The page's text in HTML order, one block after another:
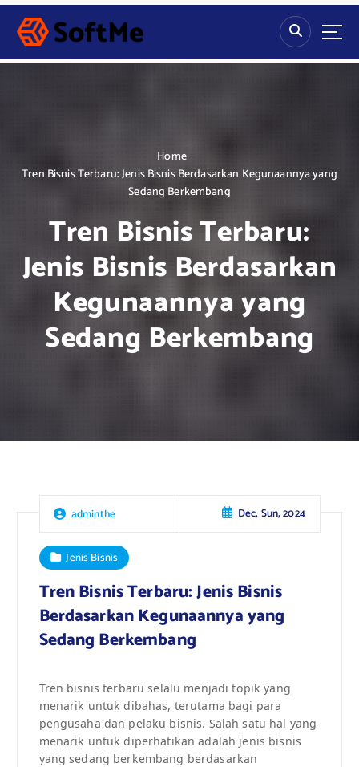
S
p
Home
Tren Bisnis Terbaru: Jenis Bisnis Berdasarkan Kegunaannya yang
Sedang Berkembang
Tren Bisnis Terbaru:
Jenis Bisnis Berdasarkan
Kegunaannya yang
Sedang Berkembang
adminthe Dec, Sun, 2024
Jenis Bisnis
Tren Bisnis Terbaru: Jenis Bisnis
Berdasarkan Kegunaannya yang
Sedang Berkembang
Tren bisnis terbaru selalu menjadi topik yang
menarik untuk dibahas, terutama bagi para
pengusaha dan pelaku bisnis. Salah satu hal yang
menarik untuk diperhatikan adalah jenis bisnis
yang sedang berkembang berdasarkan